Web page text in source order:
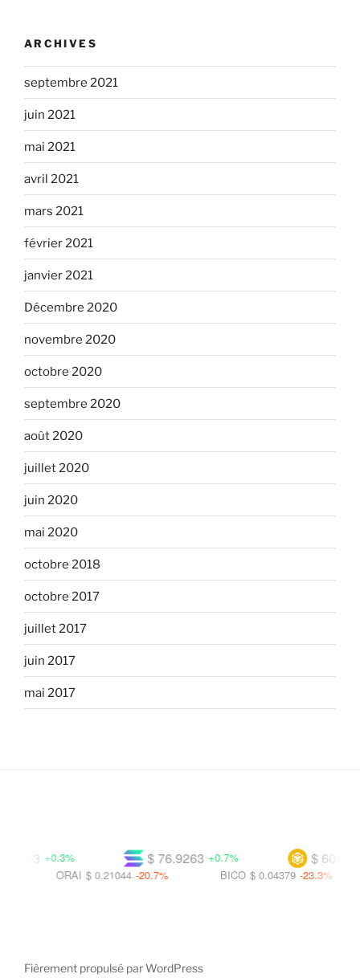
ARCHIVES
septembre 2021
juin 2021
mai 2021
avril 2021
mars 2021
février 2021
janvier 2021
Décembre 2020
novembre 2020
octobre 2020
septembre 2020
août 2020
juillet 2020
juin 2020
mai 2020
octobre 2018
octobre 2017
juillet 2017
juin 2017
mai 2017
$ 604.702
$ 76.9263 +0.7%
+0.3%
$ 0.04379 -23.3%
$ 0.21044 -20.7%
Fièrement propulsé par WordPress